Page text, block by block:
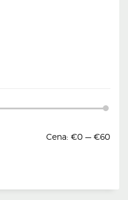
Cena: €0 — €60